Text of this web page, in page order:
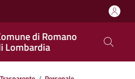
di Romano
Lombardia